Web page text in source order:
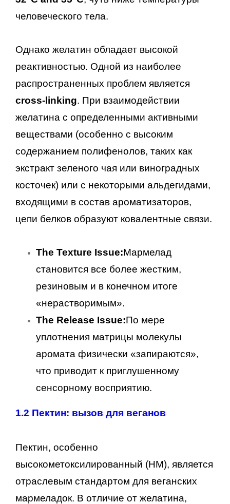
человеческого тела.
Однако желатин обладает высокой
реактивностью. Одной из наиболее
распространенных проблем является
cross-linking. При взаимодействии
желатина с определенными активными
веществами (особенно с высоким
содержанием полифенолов, таких как
экстракт зеленого чая или виноградных
косточек) или с некоторыми альдегидами,
входящими в состав ароматизаторов,
цепи белков образуют ковалентные связи.
The Texture Issue:Мармелад
становится все более жестким,
резиновым и в конечном итоге
«нерастворимым».
The Release Issue:По мере
уплотнения матрицы молекулы
аромата физически «запираются»,
что приводит к приглушенному
сенсорному восприятию.
1.2 Пектин: вызов для веганов
Пектин, особенно
высокометоксилированный (HM), является
отраслевым стандартом для веганских
мармеладок. В отличие от желатина,